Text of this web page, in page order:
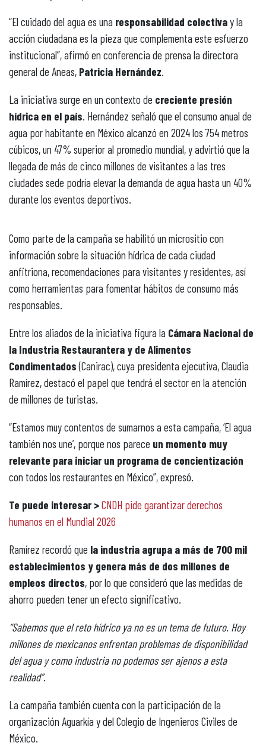
“El cuidado del agua es una responsabilidad colectivay la
acción ciudadana es la pieza que complementa este esfuerzo
institucional”, afirmó en conferencia de prensa la directora
general de Aneas, Patricia Hernández.
La iniciativa surge en un contexto de creciente presión
hídrica en el país. Hernández señaló que el consumo anual de
agua por habitante en México alcanzó en 2024 los 754 metros
cúbicos, un 47% superior al promedio mundial, y advirtió que la
llegada de más de cinco millones de visitantes a las tres
ciudades sede podría elevar la demanda de agua hasta un 40%
durante los eventos deportivos.
Como parte de la campaña se habilitó un micrositio con
información sobre la situación hídrica de cada ciudad
anfitriona, recomendaciones para visitantes y residentes, así
como herramientas para fomentar hábitos de consumo más
responsables.
Entre los aliados de la iniciativa figura la Cámara Nacional de
la Industria Restaurantera y de Alimentos
Condimentados(Canirac), cuya presidenta ejecutiva, Claudia
Ramírez, destacó el papel que tendrá el sector en la atención
de millones de turistas.
“Estamos muy contentos de sumarnos a esta campaña, ‘El agua
también nos une’, porque nos parece un momento muy
relevante para iniciar un programa de concientización
con todos los restaurantes en México”, expresó.
Te puede interesar >CNDH pide garantizar derechos
humanos en el Mundial 2026
Ramírez recordó que la industria agrupa a más de 700 mil
establecimientos y genera más de dos millones de
empleos directos, por lo que consideró que las medidas de
ahorro pueden tener un efecto significativo.
“Sabemos que el reto hídrico ya no es un tema de futuro. Hoy
millones de mexicanos enfrentan problemas de disponibilidad
del agua y como industria no podemos ser ajenos a esta
realidad”.
La campaña también cuenta con la participación de la
organización Aguarkía y del Colegio de Ingenieros Civiles de
México.